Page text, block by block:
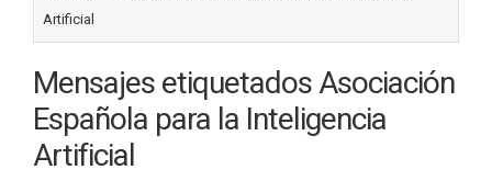
Artificial
Mensajes etiquetados Asociación
Española para la Inteligencia
Artificial